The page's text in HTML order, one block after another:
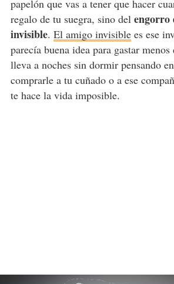
papelón que vas a tener que hacer
regalo de tu suegra, sino del engorro
invisible. El amigo invisiblees ese
parecía buena idea para gastar
lleva a noches sin dormir pensando
comprarle a tu cuñado o a ese
te hace la vida imposible.